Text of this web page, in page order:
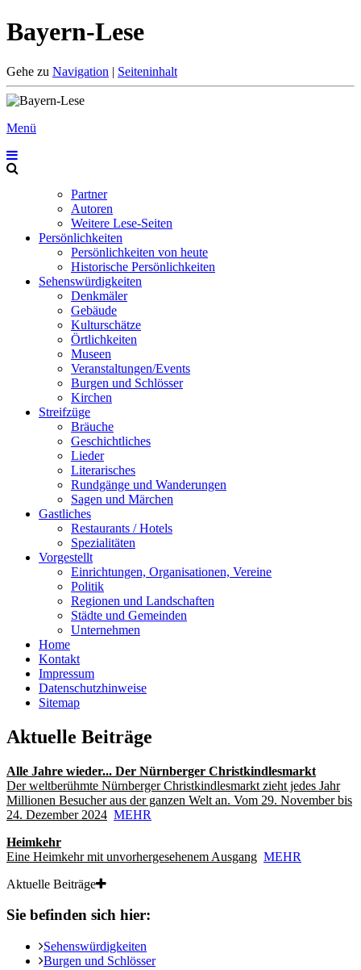
Bayern-Lese
Gehe zu Navigation | Seiteninhalt
Menü
Partner
Autoren
Weitere Lese-Seiten
Persönlichkeiten
Persönlichkeiten von heute
Historische Persönlichkeiten
Sehenswürdigkeiten
Denkmäler
Gebäude
Kulturschätze
Örtlichkeiten
Museen
Veranstaltungen/Events
Burgen und Schlösser
Kirchen
Streifzüge
Bräuche
Geschichtliches
Lieder
Literarisches
Rundgänge und Wanderungen
Sagen und Märchen
Gastliches
Restaurants / Hotels
Spezialitäten
Vorgestellt
Einrichtungen, Organisationen, Vereine
Politik
Regionen und Landschaften
Städte und Gemeinden
Unternehmen
Home
Kontakt
Impressum
Datenschutzhinweise
Sitemap
Aktuelle Beiträge
Alle Jahre wieder... Der Nürnberger Christkindlesmarkt
Der weltberühmte Nürnberger Christkindlesmarkt zieht jedes Jahr
Millionen Besucher aus der ganzen Welt an. Vom 29. November bis
24. Dezember 2024 MEHR
Heimkehr
Eine Heimkehr mit unvorhergesehenem Ausgang MEHR
Aktuelle Beiträge
Sie befinden sich hier:
Sehenswürdigkeiten
Burgen und Schlösser